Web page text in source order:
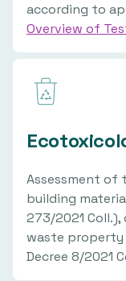
according to
Overview of
Assessment of
building
273/2021
waste property
Decree 8/2021